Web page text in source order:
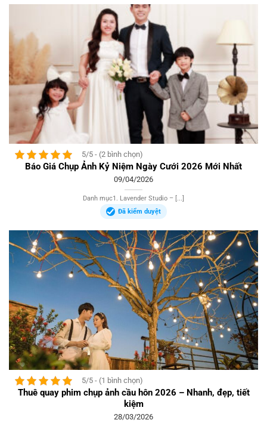
5/5 - (2 bình chọn)
Báo Giá Chụp Ảnh Kỷ Niệm Ngày Cưới 2026 Mới Nhất
09/04/2026
Danh mục1. Lavender Studio – [...]
Đã kiểm duyệt
5/5 - (1 bình chọn)
Thuê quay phim chụp ảnh cầu hôn 2026 – Nhanh, đẹp, tiết
kiệm
28/03/2026